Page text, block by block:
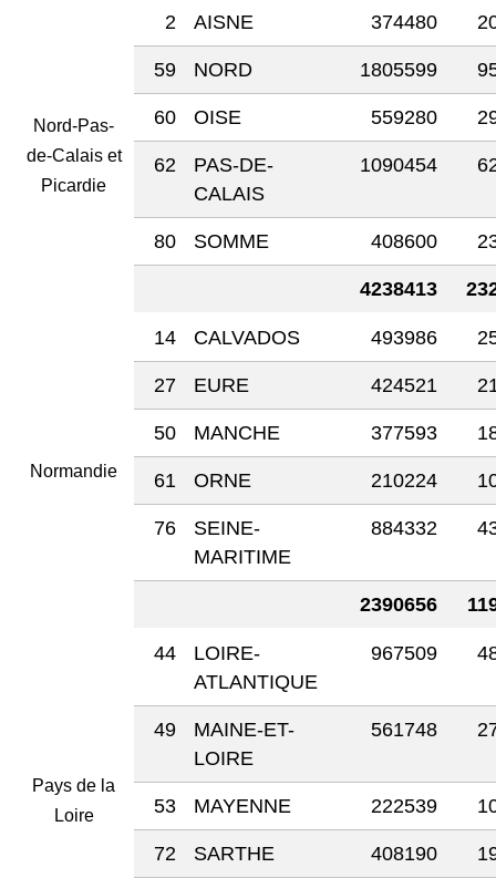
Nord-Pas-
de-Calais et
Picardie
2 AISNE 374480
59 NORD 1805599
60 OISE 559280
62
PAS-DE-
CALAIS
1090454
80 SOMME 408600
4238413
Normandie
14 CALVADOS 493986
27 EURE 424521
50 MANCHE 377593
61 ORNE 210224
76
SEINE-
MARITIME
884332
2390656
Pays de la
Loire
44
LOIRE-
ATLANTIQUE
967509
49
MAINE-ET-
LOIRE
561748
53 MAYENNE 222539
72 SARTHE 408190